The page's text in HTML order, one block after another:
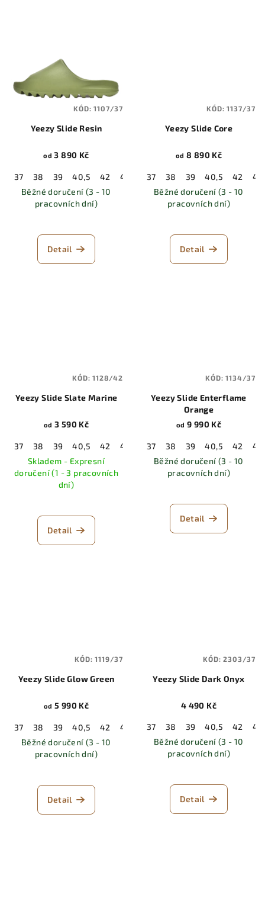
Yeezy Slide Resin
od 3 890 Kč
37 38 39 40,5 42 43 44,5 46 47
48,5
Běžné doručení (3 - 10
pracovních dní)
Detail
KÓD:1107/37
Yeezy Slide Core
od 8 890 Kč
37 38 39 40,5 42
43
Běžné doručení (3 - 10
pracovních dní)
Detail
KÓD:1137/37
Yeezy Slide Slate Marine
od 3 590 Kč
37 38 39 40,5 42 43 44,5 46 47
48,5
Skladem - Expresní
doručení (1 - 3 pracovních
dní)
Detail
KÓD:1128/42
Yeezy Slide Enterflame
Orange
od 9 990 Kč
37 38 39 40,5 42
43
Běžné doručení (3 - 10
pracovních dní)
Detail
KÓD:1134/37
Yeezy Slide Glow Green
od 5 990 Kč
37 38 39 40,5 42 43 44,5 46 47
48,5
Běžné doručení (3 - 10
pracovních dní)
Detail
KÓD:1119/37
Yeezy Slide Dark Onyx
4 490 Kč
37 38 39 40,5 42
43
Běžné doručení (3 - 10
pracovních dní)
Detail
KÓD:2303/37